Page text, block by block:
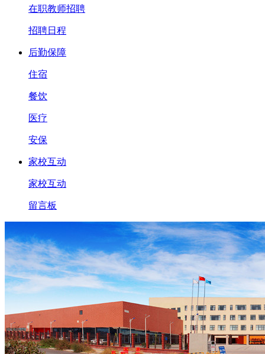
在职教师招聘
招聘日程
后勤保障
住宿
餐饮
医疗
安保
家校互动
家校互动
留言板